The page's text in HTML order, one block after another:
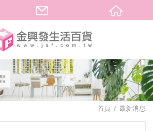
首頁 最新消息